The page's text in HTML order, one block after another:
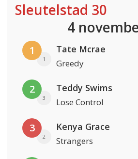
Sleutelstad 30
4
1
1
Tate Mcrae
Greedy
2
3
Teddy Swims
Lose Control
3
2
Kenya Grace
Strangers